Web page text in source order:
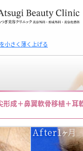
小さく薄く上げる
形成＋鼻翼軟骨移植＋耳